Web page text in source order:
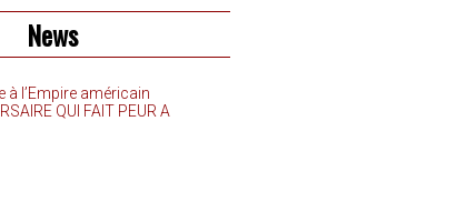
News
à l’Empire américain
QUI FAIT PEUR A